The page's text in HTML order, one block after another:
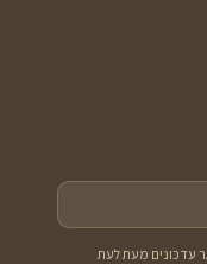
עדכונים מעת לעת